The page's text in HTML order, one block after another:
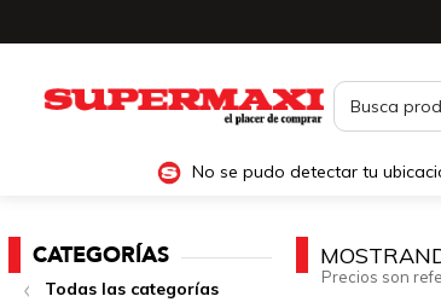
No se pudo detectar tu
CATEGORÍAS
Todas las categorías
Precios son